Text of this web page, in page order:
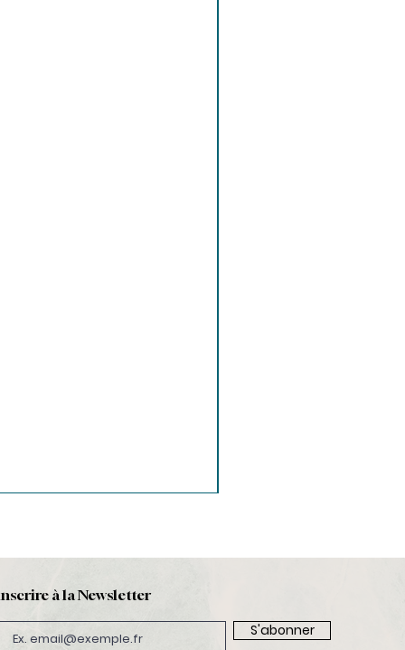
à la Newsletter
S'abonner